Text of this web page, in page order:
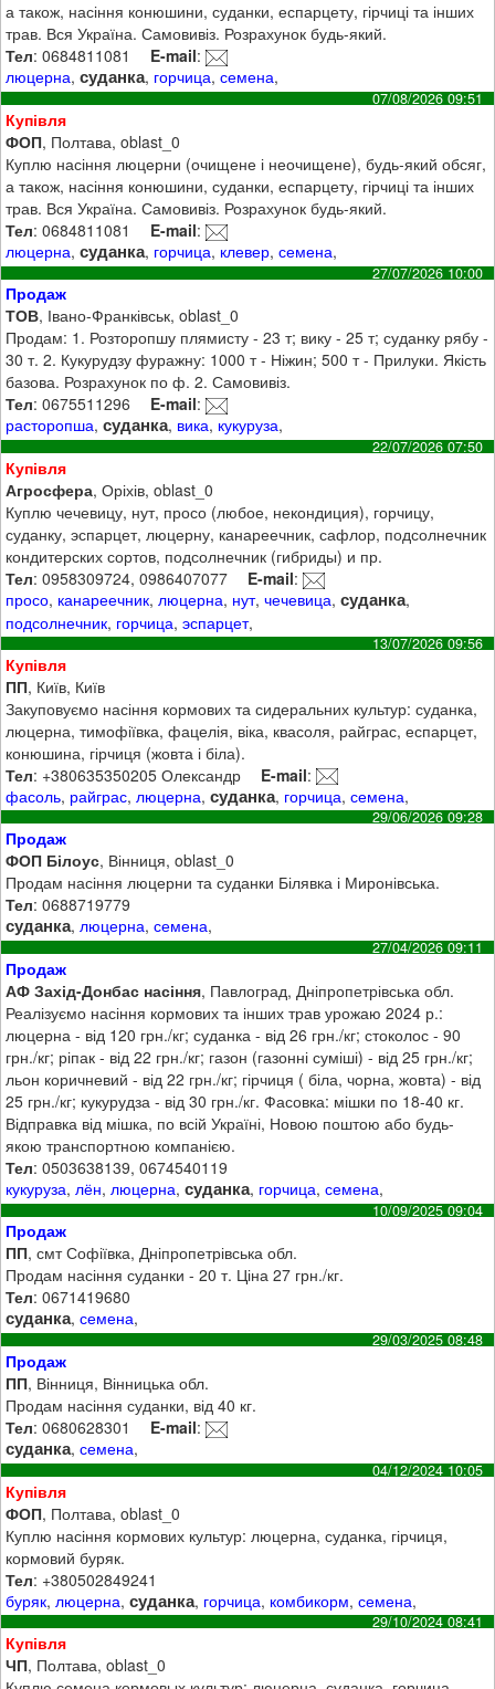
а також, насіння конюшини, суданки, еспарцету, гірчиці та інших
трав. Вся Україна. Самовивіз. Розрахунок будь-який.
Тел: 0684811081 E-mail:
люцерна,суданка, горчица,семена,
07/08/2026 09:51
Купівля
ФОП, Полтава, oblast_0
Куплю насіння люцерни (очищене і неочищене), будь-який обсяг,
а також, насіння конюшини, суданки, еспарцету, гірчиці та інших
трав. Вся Україна. Самовивіз. Розрахунок будь-який.
Тел: 0684811081 E-mail:
люцерна,суданка, горчица, клевер,семена,
27/07/2026 10:00
Продаж
ТОВ, Івано-Франківськ, oblast_0
Продам: 1. Розторопшу плямисту - 23 т; вику - 25 т; суданку рябу -
30 т. 2. Кукурудзу фуражну: 1000 т - Ніжин; 500 т - Прилуки. Якість
базова. Розрахунок по ф. 2. Самовивіз.
Тел: 0675511296 E-mail:
расторопша,суданка, вика, кукуруза,
22/07/2026 07:50
Купівля
Агросфера, Оріхів, oblast_0
Куплю чечевицу, нут, просо (любое, некондиция), горчицу,
суданку, эспарцет, люцерну, канареечник, сафлор, подсолнечник
кондитерских сортов, подсолнечник (гибриды) и пр.
Тел: 0958309724, 0986407077 E-mail:
просо, канареечник, люцерна, нут,чечевица,суданка,
подсолнечник, горчица,эспарцет,
13/07/2026 09:56
Купівля
ПП, Київ, Київ
Закуповуємо насіння кормових та сидеральних культур: суданка,
люцерна, тимофіївка, фацелія, віка, квасоля, райграс, еспарцет,
конюшина, гірчиця (жовта і біла).
Тел: +380635350205 Олександр E-mail:
фасоль, райграс, люцерна,суданка, горчица,семена,
29/06/2026 09:28
Продаж
ФОП Білоус, Вінниця, oblast_0
Продам насіння люцерни та суданки Білявка і Миронівська.
Тел: 0688719779
суданка,люцерна,семена,
27/04/2026 09:11
Продаж
АФ Захід-Донбас насіння, Павлоград, Дніпропетрівська обл.
Реалізуємо насіння кормових та інших трав урожаю 2024 р.:
люцерна - від 120 грн./кг; суданка - від 26 грн./кг; стоколос - 90
грн./кг; ріпак - від 22 грн./кг; газон (газонні суміші) - від 25 грн./кг;
льон коричневий - від 22 грн./кг; гірчиця ( біла, чорна, жовта) - від
25 грн./кг; кукурудза - від 30 грн./кг. Фасовка: мішки по 18-40 кг.
Відправка від мішка, по всій Україні, Новою поштою або будь-
якою транспортною компанією.
Тел: 0503638139, 0674540119
кукуруза, лён, люцерна,суданка, горчица,семена,
10/09/2025 09:04
Продаж
ПП, смт Софіївка, Дніпропетрівська обл.
Продам насіння суданки - 20 т. Ціна 27 грн./кг.
Тел: 0671419680
суданка,семена,
29/03/2025 08:48
Продаж
ПП, Вінниця, Вінницька обл.
Продам насіння суданки, від 40 кг.
Тел: 0680628301 E-mail:
суданка,семена,
04/12/2024 10:05
Купівля
ФОП, Полтава, oblast_0
Куплю насіння кормових культур: люцерна, суданка, гірчиця,
кормовий буряк.
Тел: +380502849241
буряк, люцерна,суданка, горчица, комбикорм,семена,
29/10/2024 08:41
Купівля
ЧП, Полтава, oblast_0